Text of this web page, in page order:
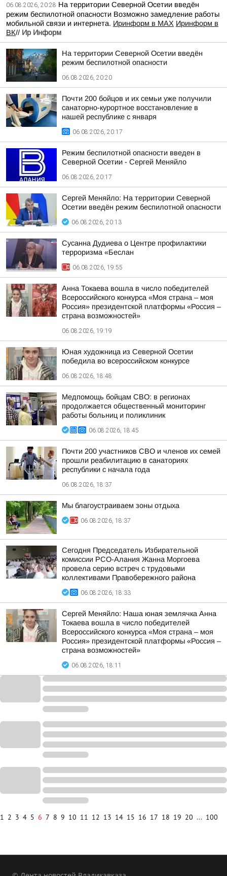
06.08.2026, 20:28 На территории Северной Осетии введён
режим беспилотной опасности Возможно замедление работы
мобильной связи и интернета. Иринформ в МАХ Иринформ в
ВК// Ир Информ
На территории Северной Осетии введён
режим беспилотной опасности
06.08.2026, 20:20
Почти 200 бойцов и их семьи уже получили
санаторно-курортное восстановление в
нашей республике с января
06.08.2026, 20:17
Режим беспилотной опасности введен в
Северной Осетии - Сергей Меняйло
06.08.2026, 20:17
Сергей Меняйло: На территории Северной
Осетии введён режим беспилотной опасности
06.08.2026, 20:13
Сусанна Дудиева о Центре профилактики
терроризма «Беслан
06.08.2026, 19:55
Анна Токаева вошла в число победителей
Всероссийского конкурса «Моя страна – моя
Россия» президентской платформы «Россия –
страна возможностей»
06.08.2026, 19:19
Юная художница из Северной Осетии
победила во всероссийском конкурсе
06.08.2026, 18:48
Медпомощь бойцам СВО: в регионах
продолжается общественный мониторинг
работы больниц и поликлиник
06.08.2026, 18:45
Почти 200 участников СВО и членов их семей
прошли реабилитацию в санаториях
республики с начала года
06.08.2026, 18:37
Мы благоустраиваем зоны отдыха
06.08.2026, 18:37
Сегодня Председатель Избирательной
комиссии РСО-Алания Жанна Моргоева
провела серию встреч с трудовыми
коллективами Правобережного района
06.08.2026, 18:33
Сергей Меняйло: Наша юная землячка Анна
Токаева вошла в число победителей
Всероссийского конкурса «Моя страна – моя
Россия» президентской платформы «Россия –
страна возможностей»
06.08.2026, 18:11
1 2 3 4 5 6 7 8 9 10 11 12 13 14 15 16 17 18 19 20 ... 100